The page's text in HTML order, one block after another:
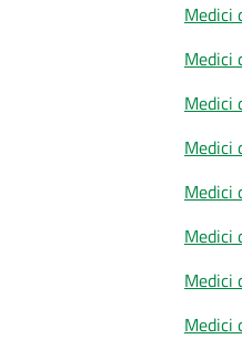
Medici
Medici
Medici
Medici
Medici
Medici
Medici
Medici